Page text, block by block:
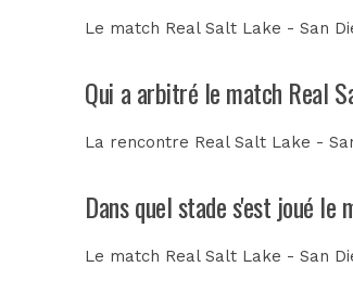
Le match Real Salt Lake - San
Qui a arbitré le match Real
La rencontre Real Salt Lake -
Dans quel stade s'est joué
Le match Real Salt Lake - San